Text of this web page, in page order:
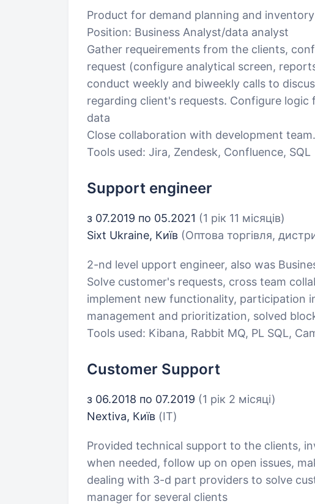
Product for demand planning and
Position: Business Analyst/data analyst
Gather requeirements from the clients,
request (configure analytical screen,
conduct weekly and biweekly calls to
regarding client's requests. Configure
data
Close collaboration with development team.
Tools used: Jira, Zendesk, Confluence, SQL
Support engineer
з 07.2019 по 05.2021 (1 рік 11 місяців)
Sixt Ukraine, Київ (Оптова торгівля,
2-nd level upport engineer, also was
Solve customer's requests, cross team
implement new functionality, participation
management and prioritization, solved
Tools used: Kibana, Rabbit MQ, PL SQL,
Customer Support
з 06.2018 по 07.2019 (1 рік 2 місяці)
Nextiva, Київ (IT)
Provided technical support to the clients,
when needed, follow up on open issues,
dealing with 3-d part providers to solve
manager for several clients